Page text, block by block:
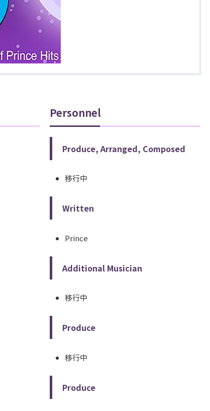
Personnel
Produce, Arranged, Composed
移行中
Written
Prince
Additional Musician
移行中
Produce
移行中
Produce